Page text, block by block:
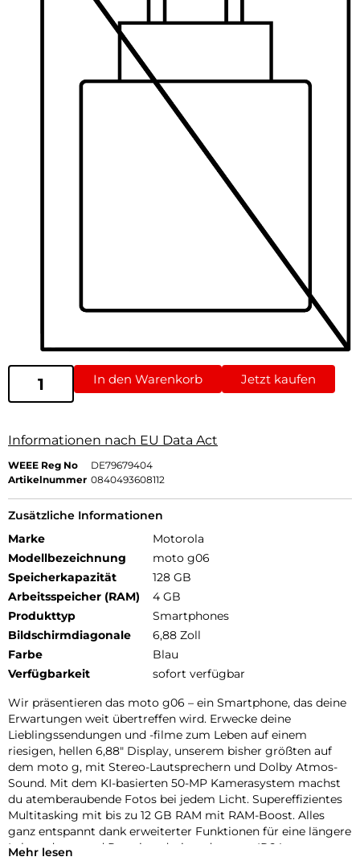
In den Warenkorb Jetzt kaufen
Informationen nach EU Data Act
WEEE Reg No
DE79679404
Artikelnummer 0840493608112
Zusätzliche Informationen
Marke
Motorola
Modellbezeichnung
moto g06
Speicherkapazität
128 GB
Arbeitsspeicher (RAM)
4 GB
Produkttyp
Smartphones
Bildschirmdiagonale
6,88 Zoll
Farbe
Blau
Verfügbarkeit
sofort verfügbar
Wir präsentieren das moto g06 – ein Smartphone, das deine
Erwartungen weit übertreffen wird. Erwecke deine
Lieblingssendungen und -filme zum Leben auf einem
riesigen, hellen 6,88″ Display, unserem bisher größten auf
dem moto g, mit Stereo-Lautsprechern und Dolby Atmos-
Sound. Mit dem KI-basierten 50-MP Kamerasystem machst
du atemberaubende Fotos bei jedem Licht. Supereffizientes
Multitasking mit bis zu 12 GB RAM mit RAM-Boost. Alles
ganz entspannt dank erweiterter Funktionen für eine längere
Lebensdauer und Premiumdesign, darunter IP64-
Mehr lesen